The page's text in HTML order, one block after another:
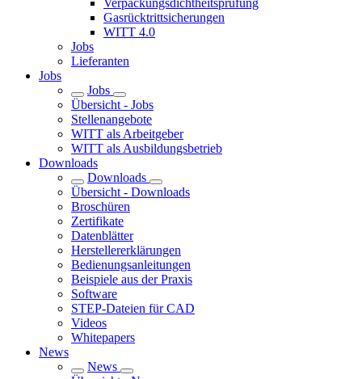
Verpackungsdichtheitsprüfung
Gasrücktrittsicherungen
WITT 4.0
Jobs
Lieferanten
Jobs
Jobs
Übersicht - Jobs
Stellenangebote
WITT als Arbeitgeber
WITT als Ausbildungsbetrieb
Downloads
Downloads
Übersicht - Downloads
Broschüren
Zertifikate
Datenblätter
Herstellererklärungen
Bedienungsanleitungen
Beispiele aus der Praxis
Software
STEP-Dateien für CAD
Videos
Whitepapers
News
News